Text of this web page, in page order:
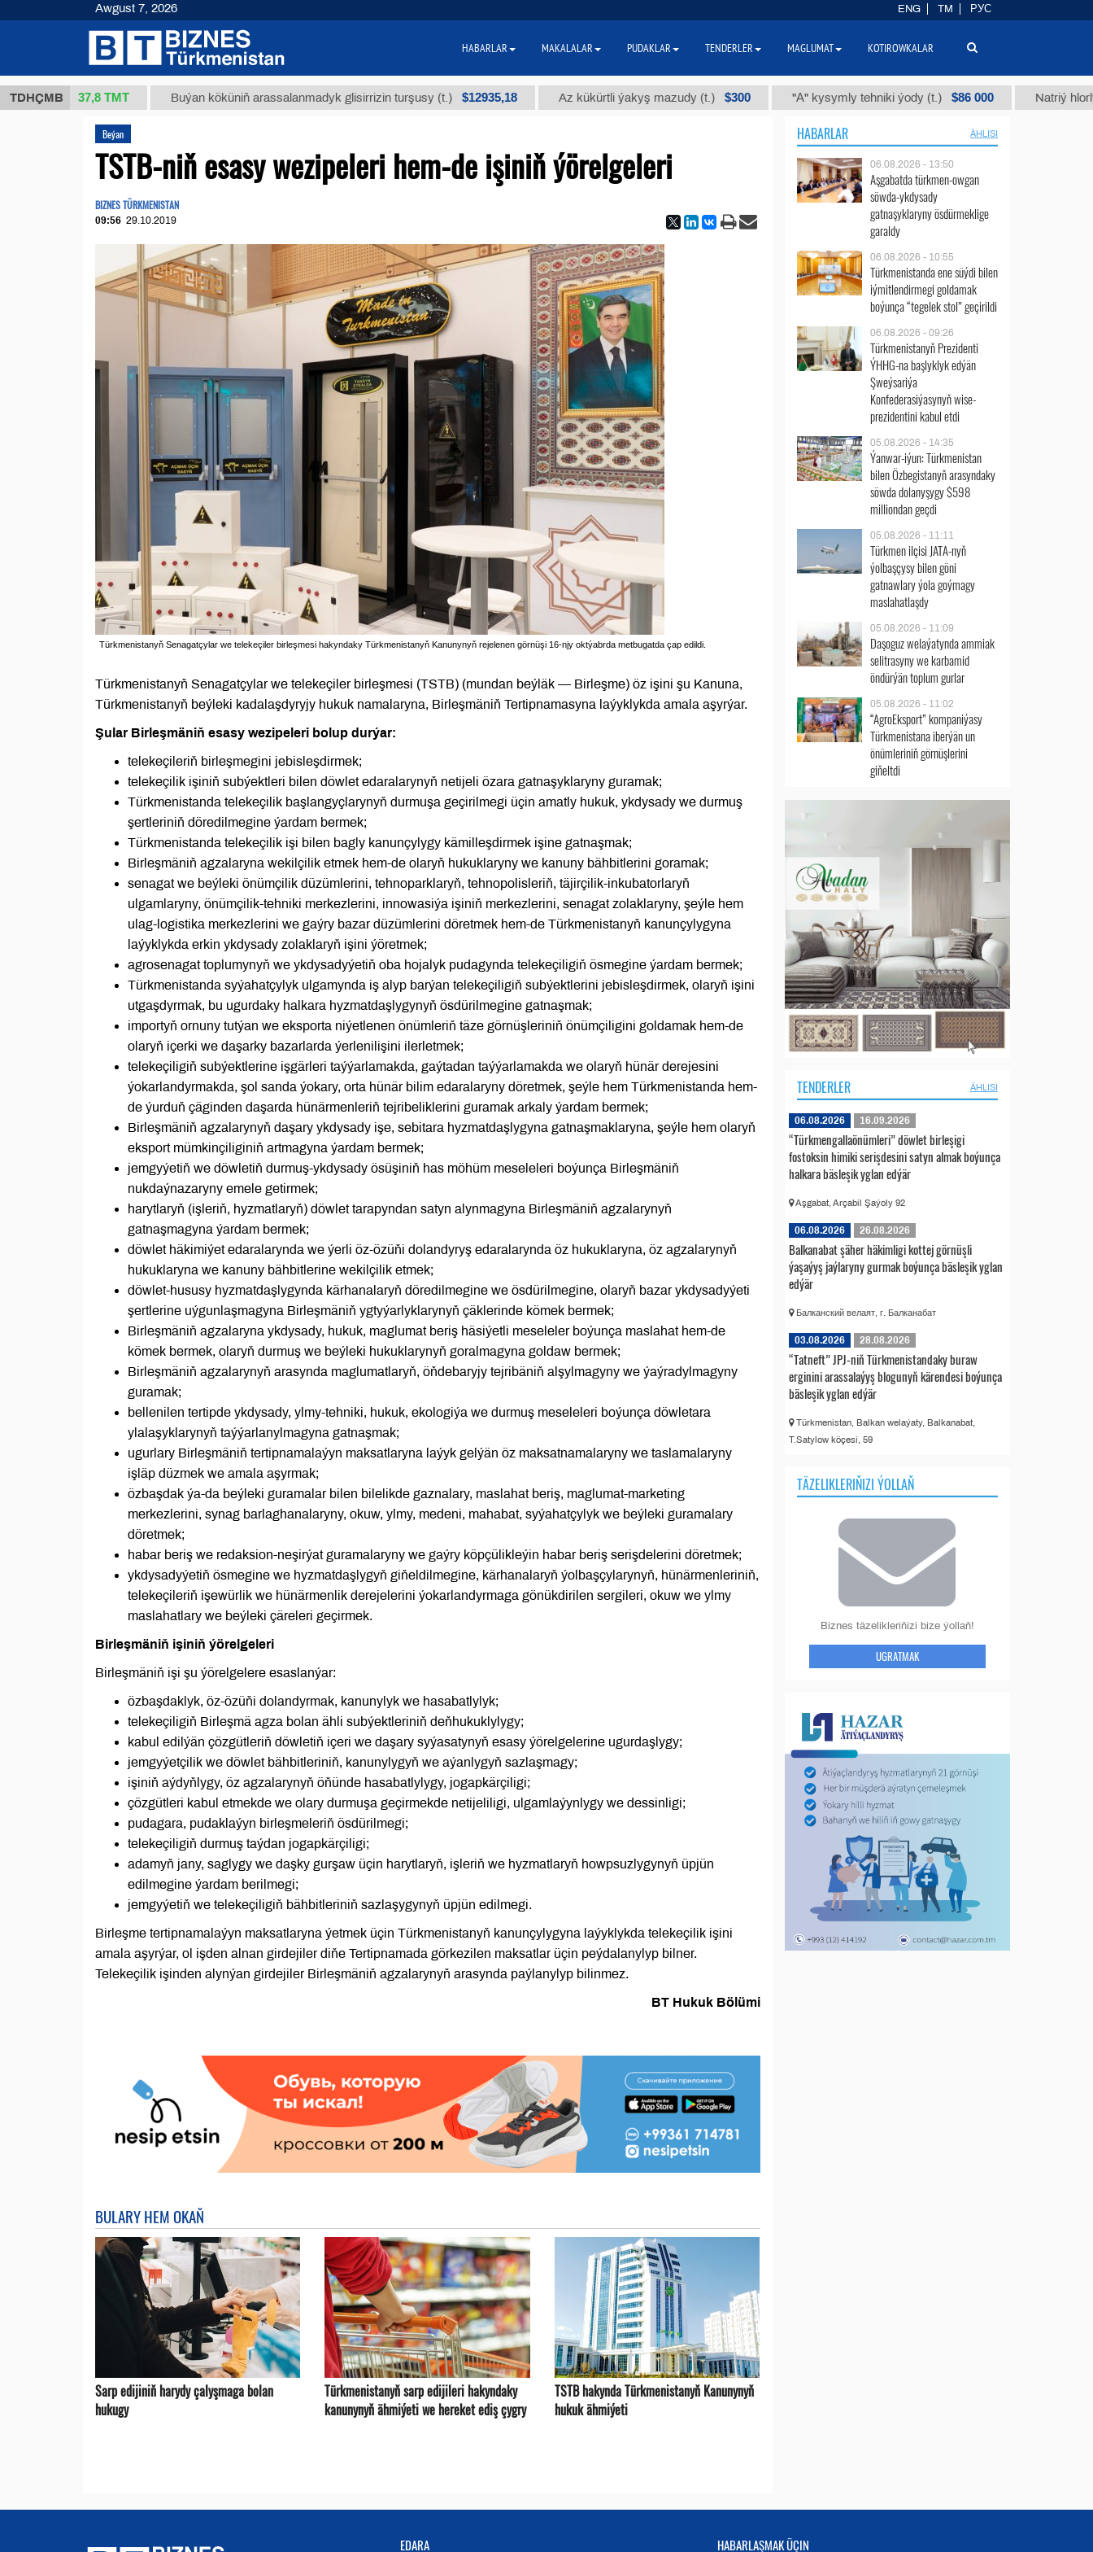
TDHÇMB
37,8 ТМТ Buýan köküniň arassalanmadyk glisirrizin turşusy (t.) $12935,18 Az kükürtli ýakyş mazudy (t.) $300 "А" kysymly tehniki ýody (t.) $86 000 Natriý hlorly (nahar
Beýan
TSTB-niň esasy wezipeleri hem-de işiniň ýörelgeleri
BIZNES TÜRKMENISTAN
09:56 29.10.2019
Türkmenistanyň Senagatçylar we telekeçiler birleşmesi hakyndaky Türkmenistanyň Kanunynyň rejelenen görnüşi 16-njy oktýabrda metbugatda çap edildi.
Türkmenistanyň Senagatçylar we telekeçiler birleşmesi (TSTB) (mundan beýläk — Birleşme) öz işini şu Kanuna,
Türkmenistanyň beýleki kadalaşdyryjy hukuk namalaryna, Birleşmäniň Tertipnamasyna laýyklykda amala aşyrýar.
Şular Birleşmäniň esasy wezipeleri bolup durýar:
telekeçileriň birleşmegini jebisleşdirmek;
telekeçilik işiniň subýektleri bilen döwlet edaralarynyň netijeli özara gatnaşyklaryny guramak;
Türkmenistanda telekeçilik başlangyçlarynyň durmuşa geçirilmegi üçin amatly hukuk, ykdysady we durmuş
şertleriniň döredilmegine ýardam bermek;
Türkmenistanda telekeçilik işi bilen bagly kanunçylygy kämilleşdirmek işine gatnaşmak;
Birleşmäniň agzalaryna wekilçilik etmek hem-de olaryň hukuklaryny we kanuny bähbitlerini goramak;
senagat we beýleki önümçilik düzümlerini, tehnoparklaryň, tehnopolisleriň, täjirçilik-inkubatorlaryň
ulgamlaryny, önümçilik-tehniki merkezlerini, innowasiýa işiniň merkezlerini, senagat zolaklaryny, şeýle hem
ulag-logistika merkezlerini we gaýry bazar düzümlerini döretmek hem-de Türkmenistanyň kanunçylygyna
laýyklykda erkin ykdysady zolaklaryň işini ýöretmek;
agrosenagat toplumynyň we ykdysadyýetiň oba hojalyk pudagynda telekeçiligiň ösmegine ýardam bermek;
Türkmenistanda syýahatçylyk ulgamynda iş alyp barýan telekeçiligiň subýektlerini jebisleşdirmek, olaryň işini
utgaşdyrmak, bu ugurdaky halkara hyzmatdaşlygynyň ösdürilmegine gatnaşmak;
importyň ornuny tutýan we eksporta niýetlenen önümleriň täze görnüşleriniň önümçiligini goldamak hem-de
olaryň içerki we daşarky bazarlarda ýerlenilişini ilerletmek;
telekeçiligiň subýektlerine işgärleri taýýarlamakda, gaýtadan taýýarlamakda we olaryň hünär derejesini
ýokarlandyrmakda, şol sanda ýokary, orta hünär bilim edaralaryny döretmek, şeýle hem Türkmenistanda hem-
de ýurduň çäginden daşarda hünärmenleriň tejribeliklerini guramak arkaly ýardam bermek;
Birleşmäniň agzalarynyň daşary ykdysady işe, sebitara hyzmatdaşlygyna gatnaşmaklaryna, şeýle hem olaryň
eksport mümkinçiliginiň artmagyna ýardam bermek;
jemgyýetiň we döwletiň durmuş-ykdysady ösüşiniň has möhüm meseleleri boýunça Birleşmäniň
nukdaýnazaryny emele getirmek;
harytlaryň (işleriň, hyzmatlaryň) döwlet tarapyndan satyn alynmagyna Birleşmäniň agzalarynyň
gatnaşmagyna ýardam bermek;
döwlet häkimiýet edaralarynda we ýerli öz-özüňi dolandyryş edaralarynda öz hukuklaryna, öz agzalarynyň
hukuklaryna we kanuny bähbitlerine wekilçilik etmek;
döwlet-hususy hyzmatdaşlygynda kärhanalaryň döredilmegine we ösdürilmegine, olaryň bazar ykdysadyýeti
şertlerine uýgunlaşmagyna Birleşmäniň ygtyýarlyklarynyň çäklerinde kömek bermek;
Birleşmäniň agzalaryna ykdysady, hukuk, maglumat beriş häsiýetli meseleler boýunça maslahat hem-de
kömek bermek, olaryň durmuş we beýleki hukuklarynyň goralmagyna goldaw bermek;
Birleşmäniň agzalarynyň arasynda maglumatlaryň, öňdebaryjy tejribäniň alşylmagyny we ýaýradylmagyny
guramak;
bellenilen tertipde ykdysady, ylmy-tehniki, hukuk, ekologiýa we durmuş meseleleri boýunça döwletara
ylalaşyklarynyň taýýarlanylmagyna gatnaşmak;
ugurlary Birleşmäniň tertipnamalaýyn maksatlaryna laýyk gelýän öz maksatnamalaryny we taslamalaryny
işläp düzmek we amala aşyrmak;
özbaşdak ýa-da beýleki guramalar bilen bilelikde gaznalary, maslahat beriş, maglumat-marketing
merkezlerini, synag barlaghanalaryny, okuw, ylmy, medeni, mahabat, syýahatçylyk we beýleki guramalary
döretmek;
habar beriş we redaksion-neşirýat guramalaryny we gaýry köpçülikleýin habar beriş serişdelerini döretmek;
ykdysadyýetiň ösmegine we hyzmatdaşlygyň giňeldilmegine, kärhanalaryň ýolbaşçylarynyň, hünärmenleriniň,
telekeçileriň işewürlik we hünärmenlik derejelerini ýokarlandyrmaga gönükdirilen sergileri, okuw we ylmy
maslahatlary we beýleki çäreleri geçirmek.
Birleşmäniň işiniň ýörelgeleri
Birleşmäniň işi şu ýörelgelere esaslanýar:
özbaşdaklyk, öz-özüňi dolandyrmak, kanunylyk we hasabatlylyk;
telekeçiligiň Birleşmä agza bolan ähli subýektleriniň deňhukuklylygy;
kabul edilýän çözgütleriň döwletiň içeri we daşary syýasatynyň esasy ýörelgelerine ugurdaşlygy;
jemgyýetçilik we döwlet bähbitleriniň, kanunylygyň we aýanlygyň sazlaşmagy;
işiniň aýdyňlygy, öz agzalarynyň öňünde hasabatlylygy, jogapkärçiligi;
çözgütleri kabul etmekde we olary durmuşa geçirmekde netijeliligi, ulgamlaýynlygy we dessinligi;
pudagara, pudaklaýyn birleşmeleriň ösdürilmegi;
telekeçiligiň durmuş taýdan jogapkärçiligi;
adamyň jany, saglygy we daşky gurşaw üçin harytlaryň, işleriň we hyzmatlaryň howpsuzlygynyň üpjün
edilmegine ýardam berilmegi;
jemgyýetiň we telekeçiligiň bähbitleriniň sazlaşygynyň üpjün edilmegi.
Birleşme tertipnamalaýyn maksatlaryna ýetmek üçin Türkmenistanyň kanunçylygyna laýyklykda telekeçilik işini
amala aşyrýar, ol işden alnan girdejiler diňe Tertipnamada görkezilen maksatlar üçin peýdalanylyp bilner.
Telekeçilik işinden alynýan girdejiler Birleşmäniň agzalarynyň arasynda paýlanylyp bilinmez.
BT Hukuk Bölümi
BULARY HEM OKAŇ
Sarp edijiniň harydy çalyşmaga bolan
hukugy
Türkmenistanyň sarp edijileri hakyndaky
kanunynyň ähmiýeti we hereket ediş çygry
TSTB hakynda Türkmenistanyň Kanunynyň
hukuk ähmiýeti
HABARLAR ÄHLISI
06.08.2026 - 13:50
Aşgabatda türkmen-owgan
söwda-ykdysady
gatnaşyklaryny ösdürmeklige
garaldy
06.08.2026 - 10:55
Türkmenistanda ene süýdi bilen
iýmitlendirmegi goldamak
boýunça “tegelek stol” geçirildi
06.08.2026 - 09:26
Türkmenistanyň Prezidenti
ÝHHG-na başlyklyk edýän
Şweýsariýa
Konfederasiýasynyň wise-
prezidentini kabul etdi
05.08.2026 - 14:35
Ýanwar-iýun: Türkmenistan
bilen Özbegistanyň arasyndaky
söwda dolanyşygy $598
milliondan geçdi
05.08.2026 - 11:11
Türkmen ilçisi JATA-nyň
ýolbaşçysy bilen göni
gatnawlary ýola goýmagy
maslahatlaşdy
05.08.2026 - 11:09
Daşoguz welaýatynda ammiak
selitrasyny we karbamid
öndürýän toplum gurlar
05.08.2026 - 11:02
“AgroEksport” kompaniýasy
Türkmenistana iberýän un
önümleriniň görnüşlerini
giňeltdi
TENDERLER ÄHLISI
06.08.2026 16.09.2026
“Türkmengallaönümleri” döwlet birleşigi
fostoksin himiki serişdesini satyn almak boýunça
halkara bäsleşik yglan edýär
Aşgabat, Arçabil Şaýoly 92
06.08.2026 26.08.2026
Balkanabat şäher häkimligi kottej görnüşli
ýaşaýyş jaýlaryny gurmak boýunça bäsleşik yglan
edýär
Балканский велаят, г. Балканабат
03.08.2026 28.08.2026
“Tatneft” JPJ-niň Türkmenistandaky buraw
erginini arassalaýyş blogunyň kärendesi boýunça
bäsleşik yglan edýär
Türkmenistan, Balkan welaýaty, Balkanabat,
T.Satylow köçesi, 59
TÄZELIKLERIŇIZI ÝOLLAŇ
Biznes täzelikleriňizi bize ýollaň!
UGRATMAK
EDARA HABARLAŞMAK ÜÇIN
Awgust 7, 2026 ENG TM РУС
HABARLAR MAKALALAR PUDAKLAR TENDERLER MAGLUMAT KOTIROWKALAR